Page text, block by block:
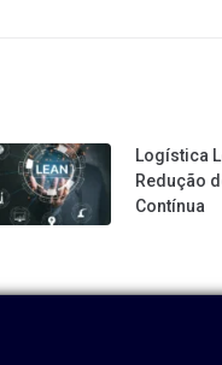
Logística
Redução
Contínua